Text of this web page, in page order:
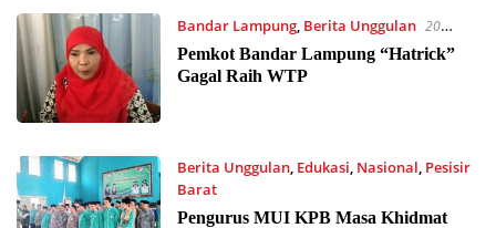
Bandar Lampung, Berita Unggulan 20
Oktober 2023 07:45
Pemkot Bandar Lampung “Hatrick”
Gagal Raih WTP
Berita Unggulan, Edukasi, Nasional, Pesisir
Barat
19 Oktober 2023 17:31
Pengurus MUI KPB Masa Khidmat